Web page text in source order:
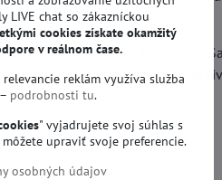
prevádzky televízora
optimálneho výkonu a dlhej
LIVE chat so zákazníckou
cookies získate okamžitý
v reálnom čase.
reklám využíva služba
podrobnosti tu.
" vyjadrujete svoj súhlas s
upraviť svoje preferencie.
osobných údajov